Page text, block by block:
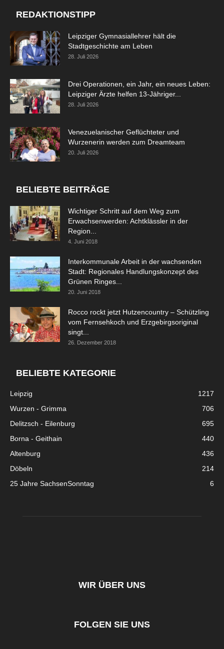
REDAKTIONSTIPP
Leipziger Gymnasiallehrer hält die
Stadtgeschichte am Leben
28. Juli 2026
Drei Operationen, ein Jahr, ein neues Leben:
Leipziger Ärzte helfen 13-Jähriger...
28. Juli 2026
Venezuelanischer Geflüchteter und
Wurzenerin werden zum Dreamteam
20. Juli 2026
BELIEBTE BEITRÄGE
Wichtiger Schritt auf dem Weg zum
Erwachsenwerden: Achtklässler in der
Region...
4. Juni 2018
Interkommunale Arbeit in der wachsenden
Stadt: Regionales Handlungskonzept des
Grünen Ringes...
20. Juni 2018
Rocco rockt jetzt Hutzencountry – Schützling
vom Fernsehkoch und Erzgebirgsoriginal
singt...
26. Dezember 2018
BELIEBTE KATEGORIE
Leipzig
1217
Wurzen - Grimma
706
Delitzsch - Eilenburg
695
Borna - Geithain
440
Altenburg
436
Döbeln
214
25 Jahre SachsenSonntag
6
WIR ÜBER UNS
FOLGEN SIE UNS